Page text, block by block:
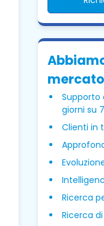
mercato
Supporto
giorni su 7
Clienti in
Ricerca
Ricerca